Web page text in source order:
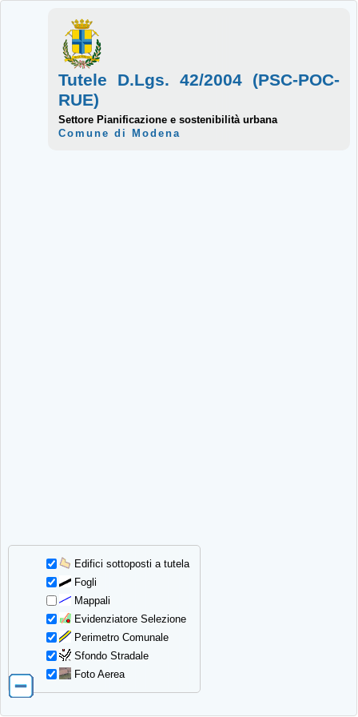
Edifici sottoposti a tutela
Fogli
Mappali
Evidenziatore Selezione
Perimetro Comunale
Sfondo Stradale
Foto Aerea
Tutele D.Lgs. 42/2004 (PSC-POC-
RUE)
Settore Pianificazione e sostenibilità urbana
Comune di Modena